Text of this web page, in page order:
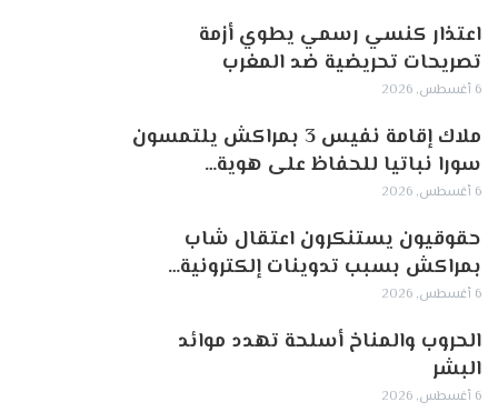
اعتذار كنسي رسمي يطوي أزمة
تصريحات تحريضية ضد المغرب
6 أغسطس, 2026
ملاك إقامة نفيس 3 بمراكش يلتمسون
سورا نباتيا للحفاظ على هوية…
6 أغسطس, 2026
حقوقيون يستنكرون اعتقال شاب
بمراكش بسبب تدوينات إلكترونية…
6 أغسطس, 2026
الحروب والمناخ أسلحة تهدد موائد
البشر
6 أغسطس, 2026